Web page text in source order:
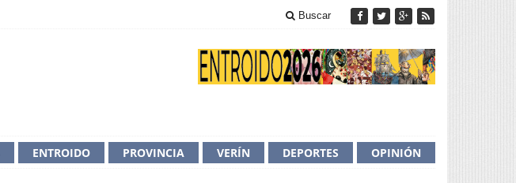
Buscar
OPINIÓN
DEPORTES
VERÍN
PROVINCIA
ENTROIDO